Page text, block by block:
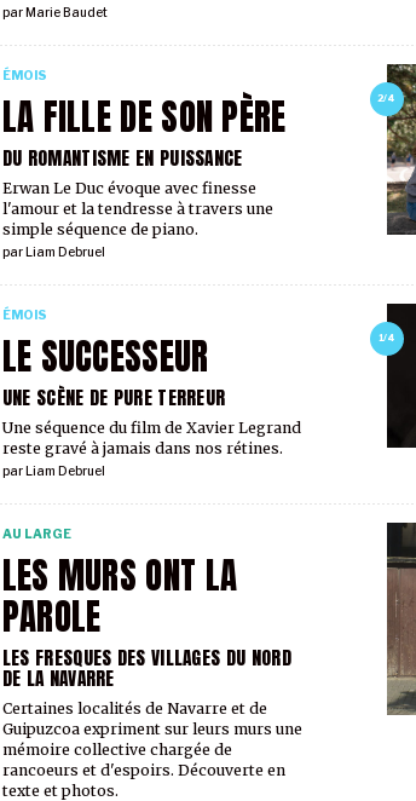
parMarie Baudet
2/4
LA FILLE DE SON PÈRE
DU ROMANTISME EN PUISSANCE
ÉMOIS
parLiam Debruel
Erwan Le Duc évoque avec finesse
l'amour et la tendresse à travers une
simple séquence de piano.
1/4
LE SUCCESSEUR
UNE SCÈNE DE PURE TERREUR
ÉMOIS
parLiam Debruel
Une séquence du film de Xavier Legrand
reste gravé à jamais dans nos rétines.
LES MURS ONT LA
PAROLE
LES FRESQUES DES VILLAGES DU NORD
DE LA NAVARRE
AU LARGE
Certaines localités de Navarre et de
Guipuzcoa expriment sur leurs murs une
mémoire collective chargée de
rancoeurs et d'espoirs. Découverte en
texte et photos.